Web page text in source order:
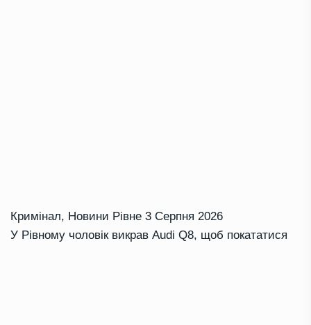
Кримінал, Новини Рівне 3 Серпня 2026
У Рівному чоловік викрав Audi Q8, щоб покататися